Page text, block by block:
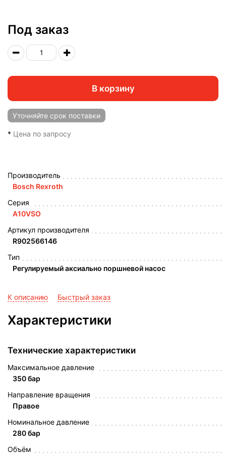
Под заказ
В корзину
Уточняйте срок поставки
* Цена по запросу
Производитель
Bosch Rexroth
Серия
A10VSO
Артикул производителя
R902566146
Тип
Регулируемый аксиально поршневой насос
К описанию Быстрый заказ
Характеристики
Технические характеристики
Максимальное давление
350 бар
Направление вращения
Правое
Номинальное давление
280 бар
Объём